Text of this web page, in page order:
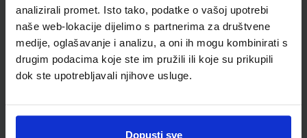
analizirali promet. Isto tako, podatke o vašoj upotrebi
naše web-lokacije dijelimo s partnerima za društvene
medije, oglašavanje i analizu, a oni ih mogu kombinirati s
drugim podacima koje ste im pružili ili koje su prikupili
dok ste upotrebljavali njihove usluge.
Dopusti sve